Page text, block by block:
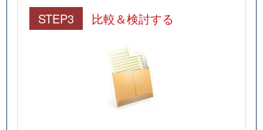
STEP3 比較＆検討する